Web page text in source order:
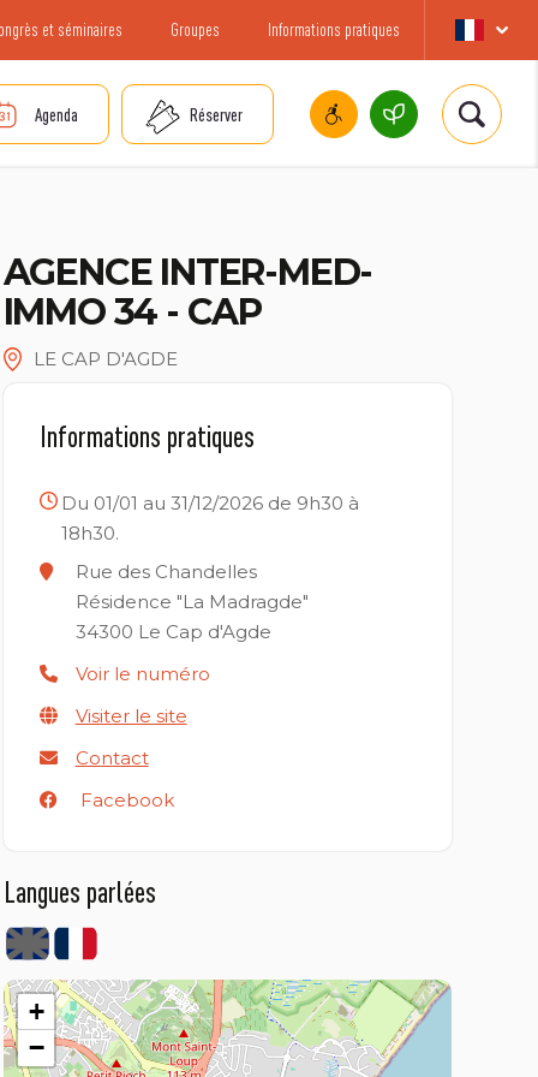
et séminaires Groupes Informations pratiques
Agenda Réserver
AGENCE INTER-MED-
IMMO 34 - CAP
LE CAP D'AGDE
Informations pratiques
Du 01/01 au 31/12/2026 de 9h30 à
18h30.
Rue des Chandelles
Résidence "La Madragde"
34300 Le Cap d'Agde
Voir le numéro
Visiter le site
Contact
Facebook
Langues parlées
+
−